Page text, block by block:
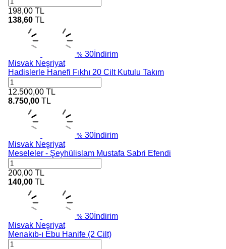
198,00 TL
138,60 TL
% 30 İndirim
Misvak Neşriyat
Hadislerle Hanefi Fıkhı 20 Cilt Kutulu Takım
12.500,00 TL
8.750,00 TL
% 30 İndirim
Misvak Neşriyat
Meseleler - Şeyhülislam Mustafa Sabri Efendi
200,00 TL
140,00 TL
% 30 İndirim
Misvak Neşriyat
Menakıb-ı Ebu Hanife (2 Cilt)